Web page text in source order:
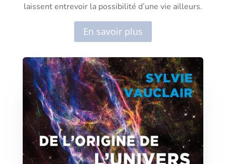
laissent entrevoir la possibilité d’une vie ailleurs.
En savoir plus